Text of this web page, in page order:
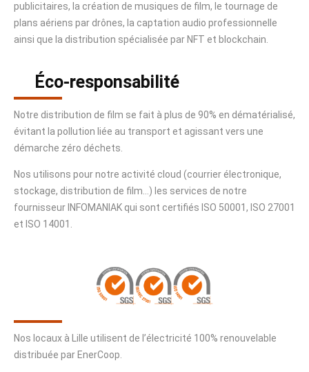
publicitaires, la création de musiques de film, le tournage de
plans aériens par drônes, la captation audio professionnelle
ainsi que la distribution spécialisée par NFT et blockchain.
Éco-responsabilité
Notre distribution de film se fait à plus de 90% en dématérialisé,
évitant la pollution liée au transport et agissant vers une
démarche zéro déchets.
Nos utilisons pour notre activité cloud (courrier électronique,
stockage, distribution de film…) les services de notre
fournisseur INFOMANIAK qui sont certifiés ISO 50001, ISO 27001
et ISO 14001.
Nos locaux à Lille utilisent de l’électricité 100% renouvelable
distribuée par EnerCoop.